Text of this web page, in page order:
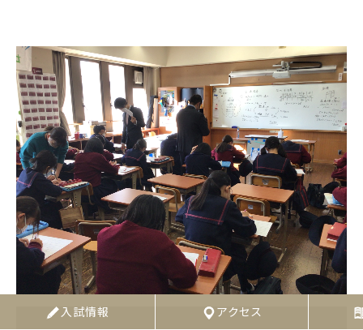
入試情報 アクセス